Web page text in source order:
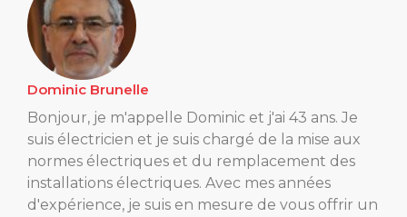
Dominic Brunelle
Bonjour, je m'appelle Dominic et j'ai 43 ans. Je
suis électricien et je suis chargé de la mise aux
normes électriques et du remplacement des
installations électriques. Avec mes années
d'expérience, je suis en mesure de vous offrir un